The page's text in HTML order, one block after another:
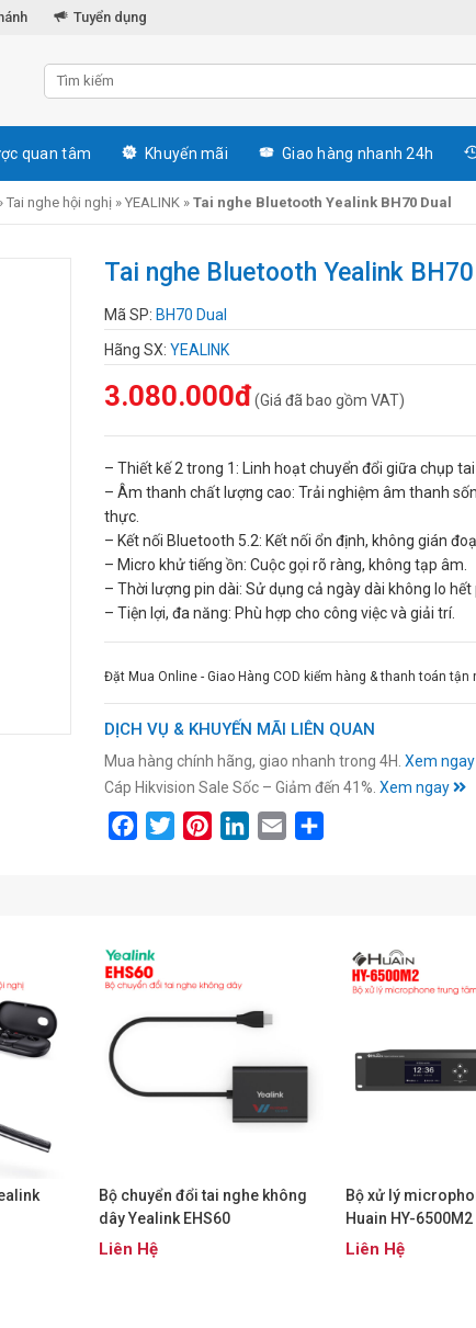
Tuyển dụng
quan tâm Khuyến mãi Giao hàng nhanh 24h
Tai nghe hội nghị » YEALINK » Tai nghe Bluetooth Yealink BH70 Dual
Tai nghe Bluetooth Yealink BH70
Mã SP: BH70 Dual
Hãng SX: YEALINK
3.080.000đ(Giá đã bao gồm VAT)
– Thiết kế 2 trong 1: Linh hoạt chuyển đổi giữa chụp
– Âm thanh chất lượng cao: Trải nghiệm âm thanh
thực.
– Kết nối Bluetooth 5.2: Kết nối ổn định, không gián
– Micro khử tiếng ồn: Cuộc gọi rõ ràng, không tạp âm.
– Thời lượng pin dài: Sử dụng cả ngày dài không lo hết
– Tiện lợi, đa năng: Phù hợp cho công việc và giải trí.
Đặt Mua Online - Giao Hàng COD kiểm hàng & thanh toán tận
DỊCH VỤ & KHUYẾN MÃI LIÊN QUAN
Mua hàng chính hãng, giao nhanh trong 4H. Xem ngay
Cáp Hikvision Sale Sốc – Giảm đến 41%. Xem ngay
FacebookTwitterPinterestLinkedIn
Email
Bộ chuyển đổi tai nghe không
dây Yealink EHS60
Liên Hệ
Bộ xử lý
Huain HY-6500M2
Liên Hệ